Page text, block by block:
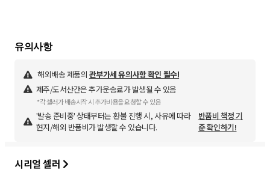
유의사항
해외배송 제품의 관부가세 유의사항 확인 필수!
제주/도서산간은 추가운송료가 발생될 수 있음
*각 셀러가 배송시작 시 추가비용을 요청할 수 있음
'발송 준비중' 상태부터는 환불 진행 시, 사유에 따라
현지/해외 반품비가 발생할 수 있습니다.
반품비 책정 기
준 확인하기!
시리얼 셀러